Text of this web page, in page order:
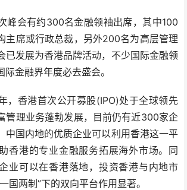
会有约300名金融领袖出席，其中100
主席或行政总裁，另外200名为高层管理
已发展为香港品牌活动，不少国际金融领
金融界年度必去盛会。
香港首次公开募股(IPO)处于全球领先
管理业务蓬勃发展，目前仍有近300家企
中国内地的优质企业可以利用香港这一平
香港的专业金融服务拓展海外市场。同
业可以在香港落地，投资香港与内地市
国两制”下的双向平台作用显著。